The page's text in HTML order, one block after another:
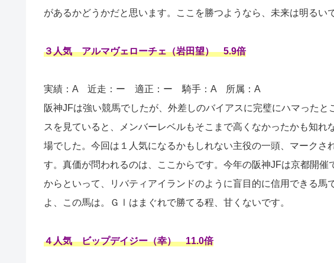
があるかどうかだと思います。ここを勝つようなら、未来は明るい
３人気 アルマヴェローチェ（岩田望） 5.9倍
実績：A 近走：ー 適正：ー 騎手：A 所属：A
阪神JFは強い競馬でしたが、外差しのバイアスに完璧にハマった
スを見ていると、メンバーレベルもそこまで高くなかったかも知れ
場でした。今回は１人気になるかもしれない主役の一頭、マークさ
す。真価が問われるのは、ここからです。今年の阪神JFは京都開
からといって、リバティアイランドのように盲目的に信用できる馬
よ、この馬は。ＧⅠはまぐれで勝てる程、甘くないです。
４人気 ビップデイジー（幸） 11.0倍